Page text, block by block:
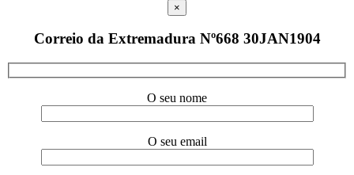
×
Correio da Extremadura Nº668 30JAN1904
O seu nome
O seu email